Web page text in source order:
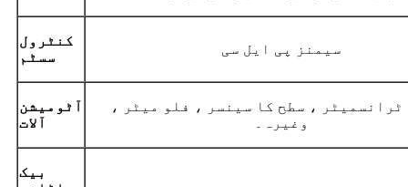
کنٹرول
سسٹم
سیمنز پی ایل سی
آٹومیشن
آلات
ٹرانسمیٹر ، سطح کا سینسر ، فلو میٹر ،
وغیرہ۔
بیک